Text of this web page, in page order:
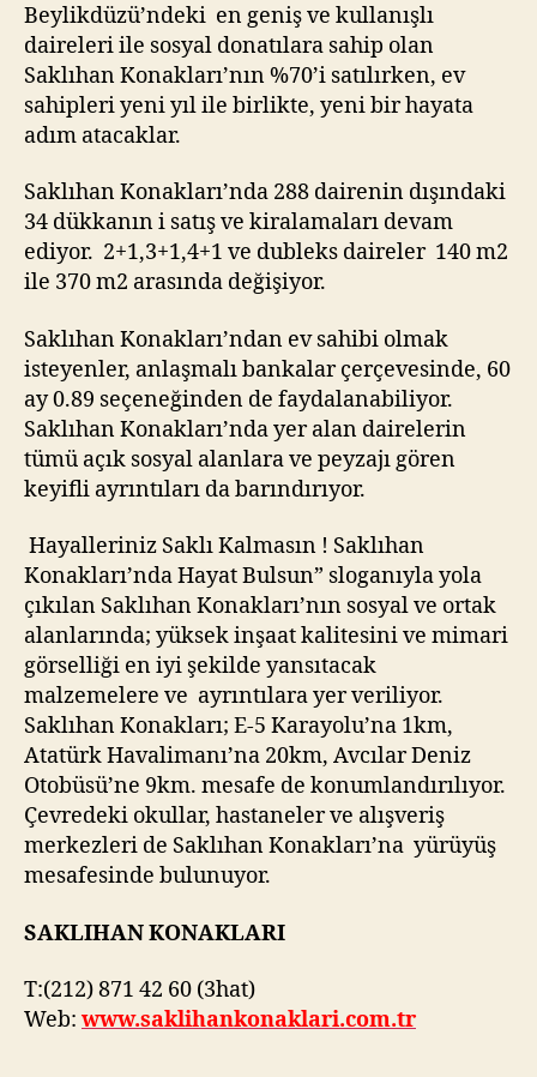
Beylikdüzü’ndeki en geniş ve kullanışlı
daireleri ile sosyal donatılara sahip olan
Saklıhan Konakları’nın %70’i satılırken, ev
sahipleri yeni yıl ile birlikte, yeni bir hayata
adım atacaklar.
Saklıhan Konakları’nda 288 dairenin dışındaki
34 dükkanın i satış ve kiralamaları devam
ediyor. 2+1,3+1,4+1 ve dubleks daireler 140 m2
ile 370 m2 arasında değişiyor.
Saklıhan Konakları’ndan ev sahibi olmak
isteyenler, anlaşmalı bankalar çerçevesinde, 60
ay 0.89 seçeneğinden de faydalanabiliyor.
Saklıhan Konakları’nda yer alan dairelerin
tümü açık sosyal alanlara ve peyzajı gören
keyifli ayrıntıları da barındırıyor.
Hayalleriniz Saklı Kalmasın ! Saklıhan
Konakları’nda Hayat Bulsun” sloganıyla yola
çıkılan Saklıhan Konakları’nın sosyal ve ortak
alanlarında; yüksek inşaat kalitesini ve mimari
görselliği en iyi şekilde yansıtacak
malzemelere ve ayrıntılara yer veriliyor.
Saklıhan Konakları; E-5 Karayolu’na 1km,
Atatürk Havalimanı’na 20km, Avcılar Deniz
Otobüsü’ne 9km. mesafe de konumlandırılıyor.
Çevredeki okullar, hastaneler ve alışveriş
merkezleri de Saklıhan Konakları’na yürüyüş
mesafesinde bulunuyor.
SAKLIHAN KONAKLARI
T:(212) 871 42 60 (3hat)
Web: www.saklihankonaklari.com.tr